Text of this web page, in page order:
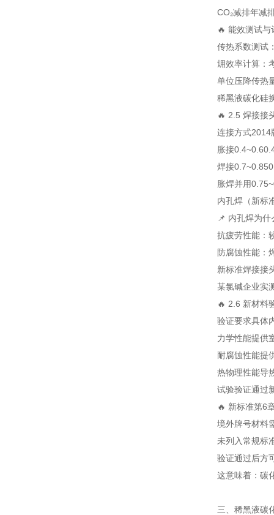
CO₂减排年减
🔥 能效测试
传热系数测试
㶲效率计算：
单位压降传热
稀黑液碳化硅
🔥 2.5 焊接接
连接方式2014
胀接0.4~0.6
焊接0.7~0.85
胀焊并用
内孔焊（新标
📌 内孔焊为
抗疲劳性能：
防腐蚀性能：
新标准焊接接
某氯碱企业实
🔥 2.6 新材料
验证要求具体
力学性能提供
耐腐蚀性能提
热物理性能导
试验验证通过
🔥 新标准第6
境外牌号材料
未列入常规标
验证通过后方
这意味着：碳
三、稀黑液碳